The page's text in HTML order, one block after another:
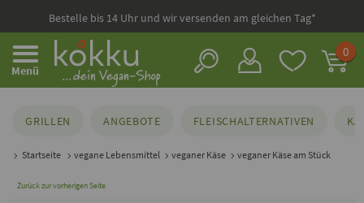
Bestelle bis 14 Uhr und wir versenden am gleichen Tag*
Menü
0
GRILLEN ANGEBOTE FLEISCHALTERNATIVEN
Startseite vegane Lebensmittel veganer Käse veganer Käse am Stück
Zurück zur vorherigen Seite